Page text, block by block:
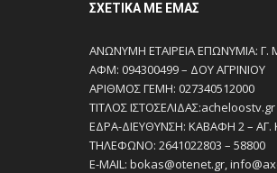
ΣΧΕΤΙΚΆ ΜΕ ΕΜΆΣ
ΑΝΩΝΥΜΗ ΕΤΑΙΡΕΙΑ ΕΠΩΝΥΜΙΑ: Γ.
ΑΦΜ: 094300499 – ΔΟΥ ΑΓΡΙΝΙΟΥ
ΑΡΙΘΜΟΣ ΓΕΜΗ: 027340512000
ΤΙΤΛΟΣ ΙΣΤΟΣΕΛΙΔΑΣ:acheloostv.gr
ΕΔΡΑ-ΔΙΕΥΘΥΝΣΗ: ΚΑΒΑΦΗ 2 – ΑΓ.
ΤΗΛΕΦΩΝΟ: 2641022803 – 58800
E-MAIL: bokas@otenet.gr,